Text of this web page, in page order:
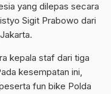
yang dilepas secara
Sigit Prabowo dari
kepala staf dari tiga
kesempatan ini,
fun bike Polda